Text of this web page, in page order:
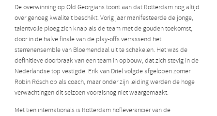
De overwinning op Old Georgians toont aan dat Rotterdam nog altijd
over genoeg kwaliteit beschikt. Vorig jaar manifesteerde de jonge,
talentvolle ploeg zich knap als de team met de gouden toekomst,
door in de halve finale van de play-offs verrassend het
sterrenensemble van Bloemendaal uit te schakelen. Het was de
definitieve doorbraak van een team in opbouw, dat zich stevig in de
Nederlandse top vestigde. Erik van Driel volgde afgelopen zomer
Robin Rösch op als coach, maar onder zijn leiding werden de hoge
verwachtingen dit seizoen vooralsnog niet waargemaakt.
Met tien internationals is Rotterdam hofleverancier van de